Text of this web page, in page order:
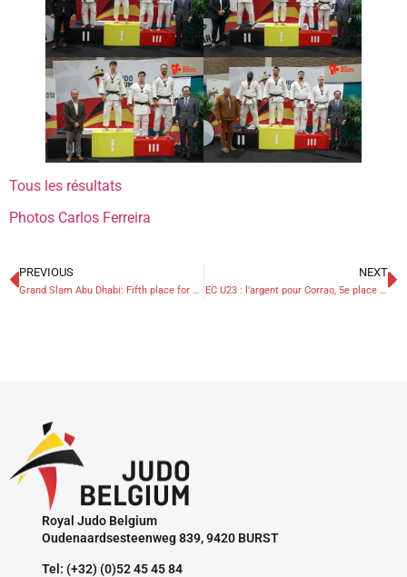
Tous les résultats
Photos Carlos Ferreira
PREVIOUS
Grand Slam Abu Dhabi: Fifth place for Corrao
NEXT
EC U23 : l’argent pour Corrao, 5e place pour Altemirov
Royal Judo Belgium
Oudenaardsesteenweg 839, 9420 BURST
Tel: (+32) (0)52 45 45 84